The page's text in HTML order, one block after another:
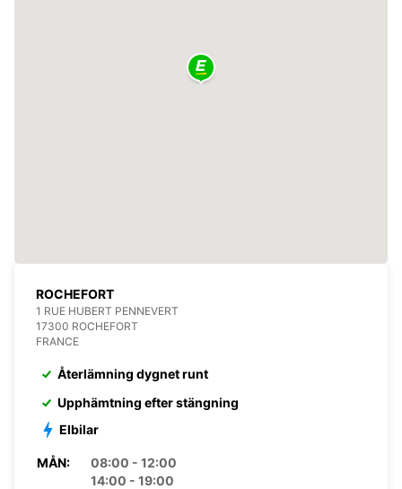
ROCHEFORT
1 RUE HUBERT PENNEVERT
17300 ROCHEFORT
FRANCE
Återlämning dygnet runt
Upphämtning efter stängning
Elbilar
MÅN:
08:00 - 12:00
14:00 - 19:00